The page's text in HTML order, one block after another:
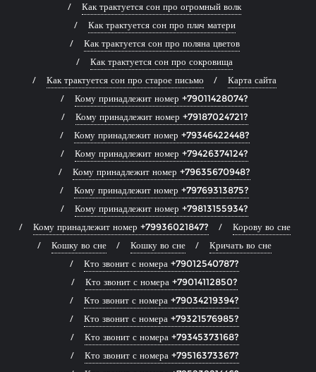
Как трактуется сон про огромный волк
Как трактуется сон про плач матери
Как трактуется сон про поляна цветов
Как трактуется сон про сокровища
Как трактуется сон про старое письмо
Карта сайта
Кому принадлежит номер +79011428074?
Кому принадлежит номер +79187024721?
Кому принадлежит номер +79346422448?
Кому принадлежит номер +79426374124?
Кому принадлежит номер +79635670948?
Кому принадлежит номер +79769313875?
Кому принадлежит номер +79813155934?
Кому принадлежит номер +79936021847?
Корову во сне
Кошку во сне
Кошку во сне
Кричать во сне
Кто звонит с номера +79012540787?
Кто звонит с номера +79014112850?
Кто звонит с номера +79034219394?
Кто звонит с номера +79321576985?
Кто звонит с номера +79345373168?
Кто звонит с номера +79516373367?